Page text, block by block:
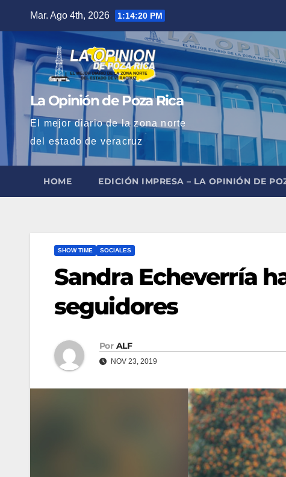
contenido
Mar. Ago 4th, 2026 1:14:21 PM
La Opinión de Poza Rica
El mejor diario de la zona norte
del estado de veracruz
HOME EDICIÓN IMPRESA – LA OPINIÓN DE
SHOW TIME SOCIALES
Sandra Echeverría
seguidores
Por ALF
NOV 23, 2019